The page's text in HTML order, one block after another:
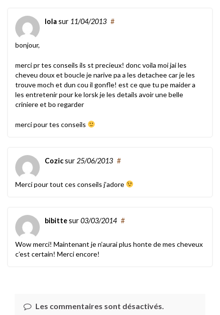
lola sur 11/04/2013 #
bonjour,
merci pr tes conseils ils st precieux! donc voila moi jai les
cheveu doux et boucle je narive pa a les detachee car je les
trouve moch et dun cou il gonfle! est ce que tu pe maider a
les entretenir pour ke lorsk je les details avoir une belle
criniere et bo regarder
merci pour tes conseils
Cozicsur 25/06/2013 #
Merci pour tout ces conseils j’adore
bibittesur03/03/2014 #
Wow merci! Maintenant je n’aurai plus honte de mes cheveux
c’est certain! Merci encore!
Les commentaires sont désactivés.